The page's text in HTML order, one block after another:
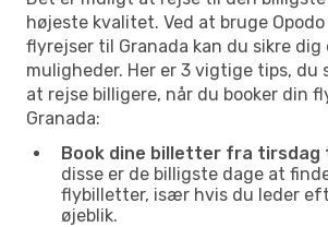
højeste kvalitet. Ved at bruge
flyrejser til Granada kan du sikre dig
muligheder. Her er 3 vigtige tips, du
at rejse billigere, når du booker din
Granada:
Book dine billetter fra tirsdag
disse er de billigste dage at
flybilletter, især hvis du leder
øjeblik.